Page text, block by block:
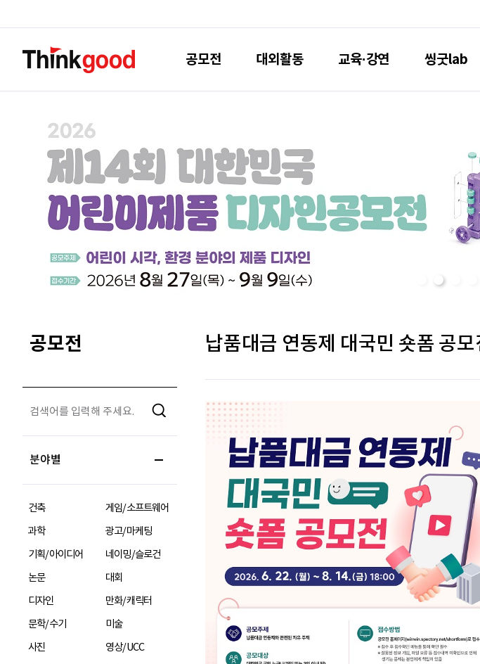
공모전 대외활동 교육·강연 씽굿lab
공모전
분야별
건축
게임/소프트웨어
과학
광고/마케팅
기획/아이디어
네이밍/슬로건
논문
대회
디자인
만화/캐릭터
문학/수기
미술
사진
영상/UCC
납품대금 연동제 대국민 숏폼 공모